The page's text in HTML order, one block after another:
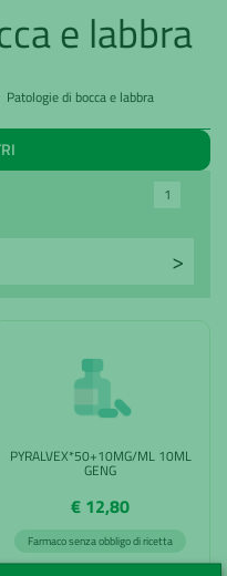
e labbra
di bocca e labbra
1
PYRALVEX*50+10MG/ML 10ML
GENG
€ 12,80
Farmaco senza obbligo di ricetta